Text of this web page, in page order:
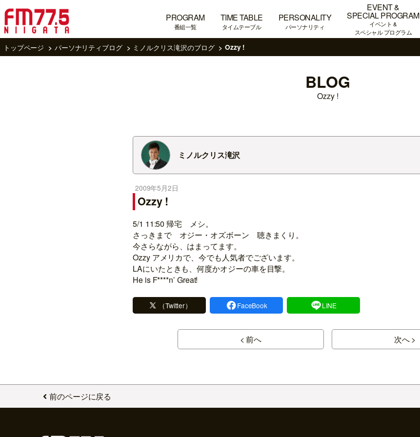
PROGRAM
番組一覧
TIME TABLE
タイムテーブル
PERSONALITY
パーソナリティ
EVENT &
SPECIAL PROGRAM
イベント &
スペシャル プログラム
トップページ
パーソナリティブログ ミノルクリス滝沢のブログ Ozzy !
BLOG
Ozzy !
ミノルクリス滝沢
2009年5月2日
Ozzy !
5/1 11:50 帰宅 メシ。
さっきまで オジー・オズボーン 聴きまくり。
今さらながら、はまってます。
Ozzy アメリカで、今でも人気者でございます。
LAにいたときも、何度かオジーの車を目撃。
He is F****n’ Great!
（Twitter） FaceBook LINE
< 前へ 次へ >
前のページに戻る